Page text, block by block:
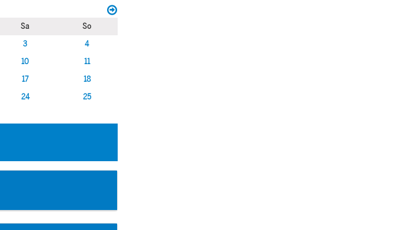
Sa
So
3
4
10
11
17
18
24
25